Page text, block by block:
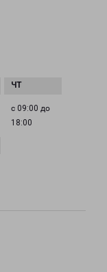
с 09:00 до
18:00